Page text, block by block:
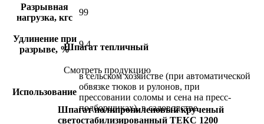
Шпагат тепличный
Смотреть продукцию
Шпагат полипропиленовый крученый
светостабилизированный ТЕКС 1200
Разрывная
нагрузка, кгс
99
Удлинение при
разрыве, %
9.4
Использование
в сельском хозяйстве (при автоматической
обвязке тюков и рулонов, при
прессовании соломы и сена на пресс-
подборщиках), в садоводстве